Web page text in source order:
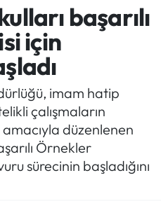
başarılı
için
imam hatip
çalışmaların
düzenlenen
Örnekler
sürecinin başladığını
Haritası
ve Fikstür